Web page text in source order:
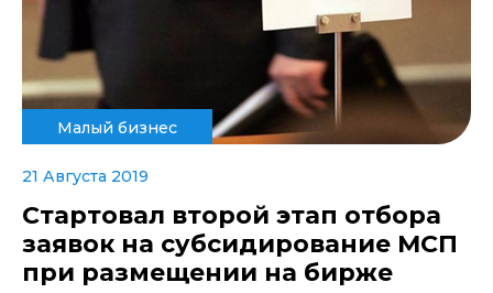
Малый бизнес
21 Августа 2019
Стартовал второй этап отбора
заявок на субсидирование МСП
при размещении на бирже